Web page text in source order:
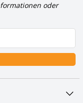
oder